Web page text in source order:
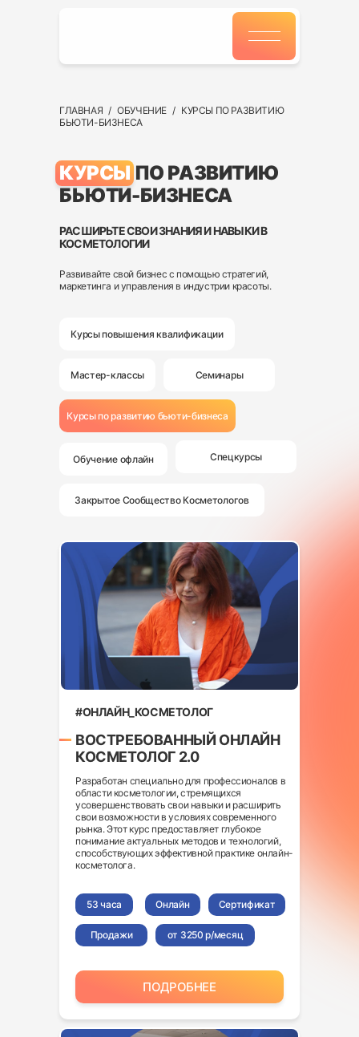
ГЛАВНАЯ /// //ОБУЧЕНИЕ ///// КУРСЫ ПО РАЗВИТИЮ
БЬЮТИ-БИЗНЕСА
Развивайте свой бизнес с помощью стратегий,
маркетинга и управления в индустрии красоты.
РАСШИРЬТЕ СВОИ ЗНАНИЯ И НАВЫКИ В
КОСМЕТОЛОГИИ
КУРСЫПО РАЗВИТИЮ
БЬЮТИ-БИЗНЕСА
Курсы повышения квалификации
Спецкурсы
Семинары
Мастер-классы
Закрытое Сообщество Косметологов
Обучение офлайн
Курсы по развитию бьюти-бизнеса
Разработан специально для профессионалов в
области косметологии, стремящихся
усовершенствовать свои навыки и расширить
свои возможности в условиях современного
рынка. Этот курс предоставляет глубокое
понимание актуальных методов и технологий,
способствующих эффективной практике онлайн-
косметолога.
#ОНЛАЙН_КОСМЕТОЛОГ
ВОСТРЕБОВАННЫЙ ОНЛАЙН
КОСМЕТОЛОГ 2.0
53 часа Онлайн Сертификат
Продажи
ПОДРОБНЕЕ
от 3250 р/месяц